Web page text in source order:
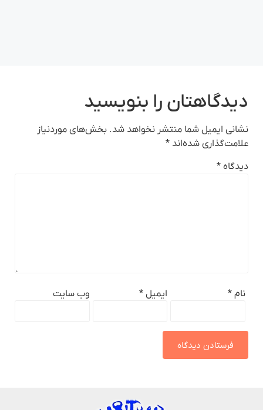
دیدگاهتان را بنویسید
نشانی ایمیل شما منتشر نخواهد شد. بخش‌های موردنیاز
علامت‌گذاری شده‌اند *
دیدگاه *
نام * ایمیل * وب‌ سایت